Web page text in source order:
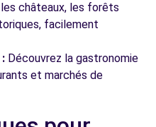
châteaux, les forêts
facilement
Découvrez la gastronomie
et marchés de